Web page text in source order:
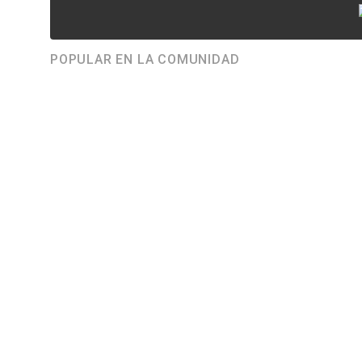
POPULAR EN LA COMUNIDAD